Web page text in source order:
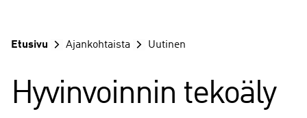
Etusivu Ajankohtaista Uutinen
Hyvinvoinnin tekoäly